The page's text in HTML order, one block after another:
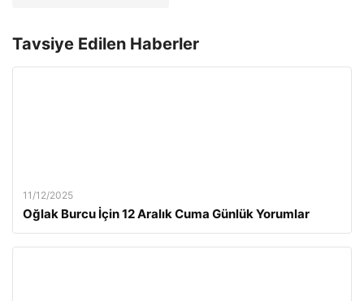
Tavsiye Edilen Haberler
11/12/2025
Oğlak Burcu İçin 12 Aralık Cuma Günlük Yorumlar